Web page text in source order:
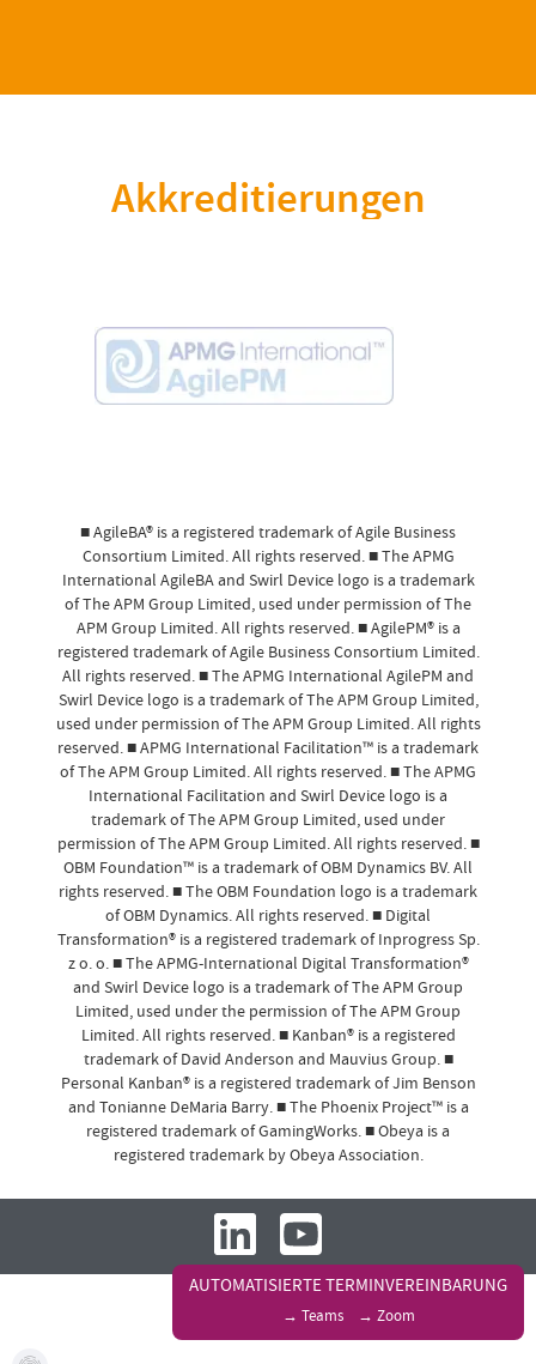
Akkreditierungen
■ AgileBA® is a registered trademark of Agile Business
Consortium Limited. All rights reserved. ■ The APMG
International AgileBA and Swirl Device logo is a trademark
of The APM Group Limited, used under permission of The
APM Group Limited. All rights reserved. ■ AgilePM® is a
registered trademark of Agile Business Consortium Limited.
All rights reserved. ■ The APMG International AgilePM and
Swirl Device logo is a trademark of The APM Group Limited,
used under permission of The APM Group Limited. All rights
reserved. ■ APMG International Facilitation™ is a trademark
of The APM Group Limited. All rights reserved. ■ The APMG
International Facilitation and Swirl Device logo is a
trademark of The APM Group Limited, used under
permission of The APM Group Limited. All rights reserved. ■
OBM Foundation™ is a trademark of OBM Dynamics BV. All
rights reserved. ■ The OBM Foundation logo is a trademark
of OBM Dynamics. All rights reserved. ■ Digital
Transformation® is a registered trademark of Inprogress Sp.
z o. o. ■ The APMG-International Digital Transformation®
and Swirl Device logo is a trademark of The APM Group
Limited, used under the permission of The APM Group
Limited. All rights reserved. ■ Kanban® is a registered
trademark of David Anderson and Mauvius Group. ■
Personal Kanban® is a registered trademark of Jim Benson
and Tonianne DeMaria Barry. ■ The Phoenix Project™ is a
registered trademark of GamingWorks. ■ Obeya is a
registered trademark by Obeya Association.
AUTOMATISIERTE TERMINVEREINBARUNG
→ Teams → Zoom